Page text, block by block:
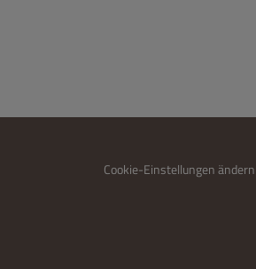
Cookie-Einstellungen ändern